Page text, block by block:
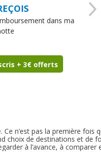
dans ma
+ 3€ offerts
n’est pas la première fois
choix de destinations et de
à l’avance, à
téléphone par un